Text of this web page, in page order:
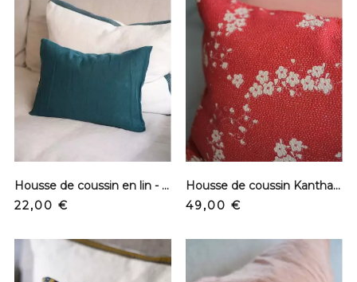
Housse de coussin en lin - Vert Vintage
Prix
22,00 €
Housse de coussin Kantha - Rouge et fleurs blanches
Prix
49,00 €